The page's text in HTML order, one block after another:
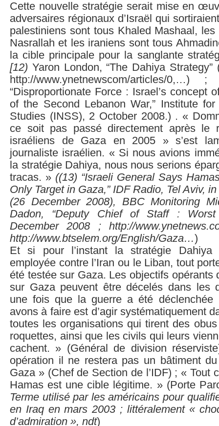
Cette nouvelle stratégie serait mise en
adversaires régionaux d’Israël qui
palestiniens sont tous Khaled Mashaal,
Nasrallah et les iraniens sont tous
la cible principale pour la sanglante
[12) Yaron London, “The Dahiya
http://www.ynetnewscom/articles/0,…)
“Disproportionate Force : Israel’s concept
of the Second Lebanon War,” Institute
Studies (INSS), 2 October 2008.) . «
ce soit pas passé directement après le
israéliens de Gaza en 2005 » s’est
journaliste israélien. « Si nous avions
la stratégie Dahiya, nous nous serions
tracas. » ((13) “Israeli General Says
Only Target in Gaza,” IDF Radio, Tel Aviv,
(26 December 2008), BBC Monitoring
Dadon, “Deputy Chief of Staff :
December 2008 ; http://
http://www.btselem.org/English/Gaza…)
Et si pour l’instant la stratégie
employée contre l’Iran ou le Liban, tout
été testée sur Gaza. Les objectifs opérants
sur Gaza peuvent être décelés dans les
une fois que la guerre a été
avons à faire est d’agir systématiquement
toutes les organisations qui tirent des
roquettes, ainsi que les civils qui leurs
cachent. » (Général de division
opération il ne restera pas un bâtiment
Gaza » (Chef de Section de l’IDF) ; « Tout
Hamas est une cible légitime. » (Porte
Terme utilisé par les américains pour
en Iraq en mars 2003 ; littéralement «
d’admiration », ndt)